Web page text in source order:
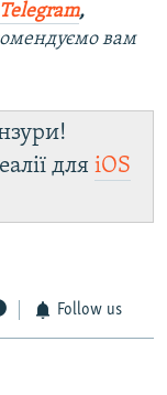
Telegram,
вам
для iOS
Follow us